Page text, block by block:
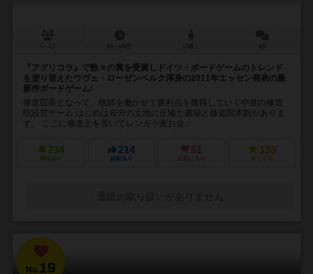
『アグリコラ』で数々の賞を受賞しドイツ・ボードゲームのトレンド
を塗り替えたウヴェ・ローゼンベルク渾身の2011年エッセン発表の最
新作ボードゲーム!
修道院長となって、牧師を働かせて勝利点を獲得していく中世の修道
院経営ゲーム はじめは自分の土地に丘陵と農場と修道院本館がありま
す。 ここに修道士を置いてレンガ小麦お金...
234
興味あり
214
経験あり
51
お気に入り
139
持ってる
No.19